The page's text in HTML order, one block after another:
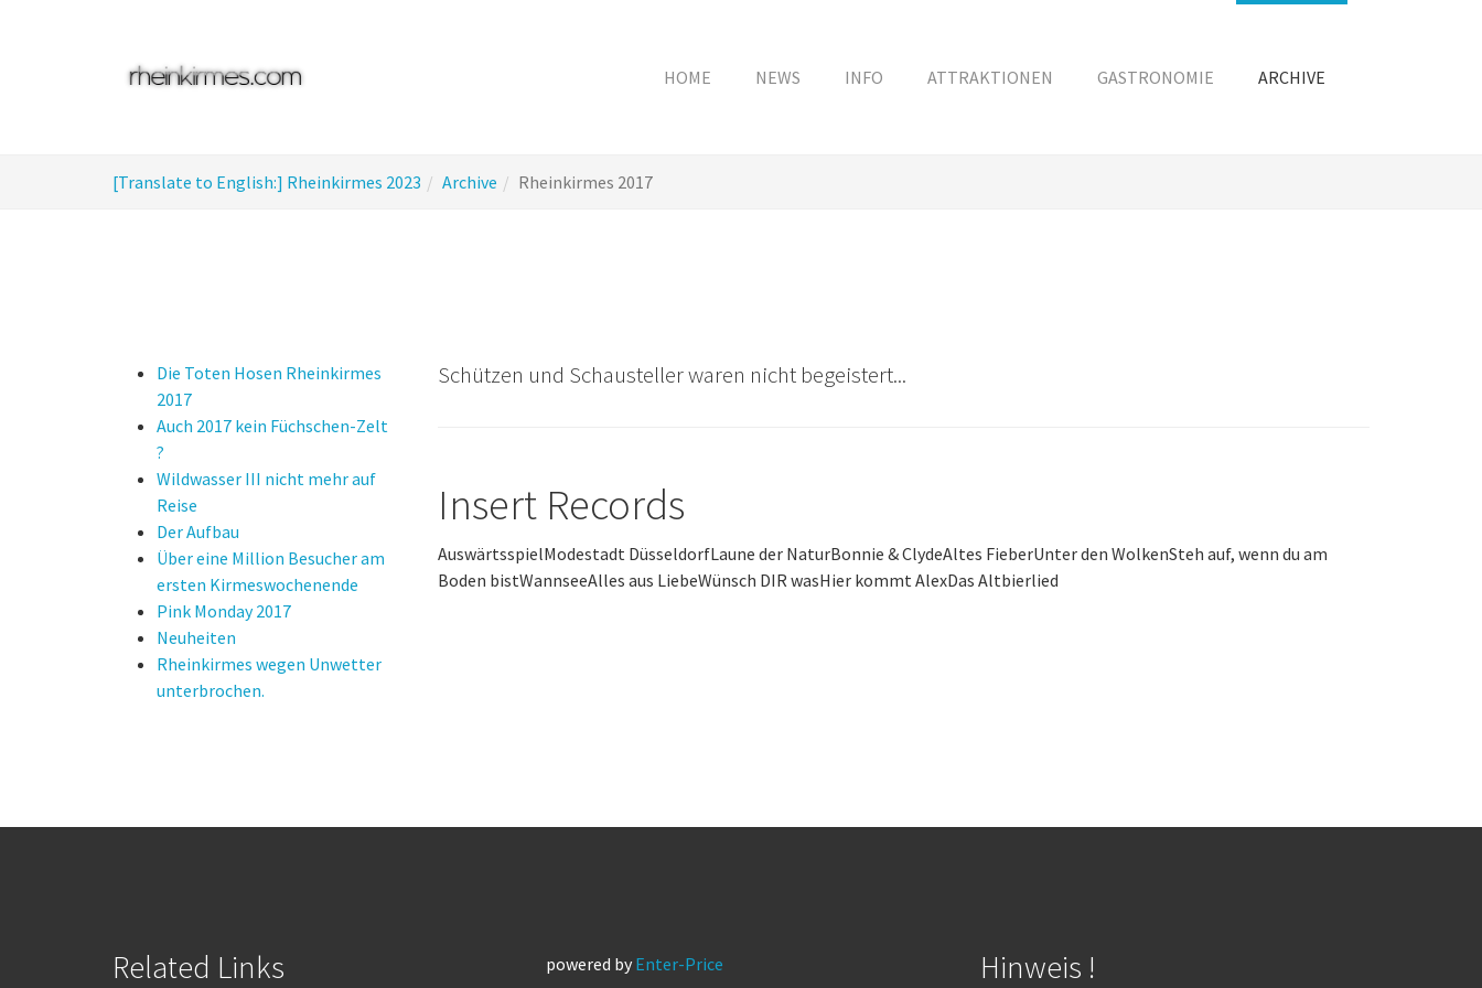
HOME NEWS INFO ATTRAKTIONEN GASTRONOMIE ARCHIVE
are
[Translate to English:] Rheinkirmes 2023 Archive Rheinkirmes 2017
Die Toten Hosen Rheinkirmes
2017
Auch 2017 kein Füchschen-Zelt
?
Wildwasser III nicht mehr auf
Reise
Der Aufbau
Über eine Million Besucher am
ersten Kirmeswochenende
Pink Monday 2017
Neuheiten
Rheinkirmes wegen Unwetter
unterbrochen.
Schützen und Schausteller waren nicht begeistert...
Insert Records
AuswärtsspielModestadt DüsseldorfLaune der NaturBonnie & ClydeAltes FieberUnter den WolkenSteh auf, wenn du am
Boden bistWannseeAlles aus LiebeWünsch DIR wasHier kommt AlexDas Altbierlied
Related Links powered by Enter-Price Hinweis !